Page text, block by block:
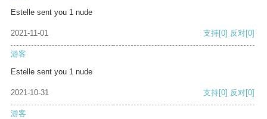
Estelle sent you 1 nude
2021-11-01 支持[0] 反对[0]
游客
Estelle sent you 1 nude
2021-10-31 支持[0] 反对[0]
游客